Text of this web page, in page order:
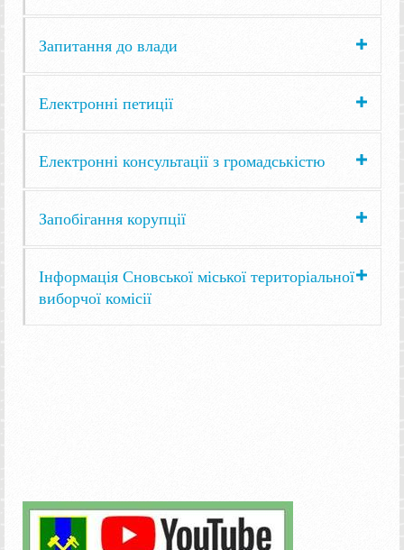
Запитання до влади
Електронні петиції
Електронні консультації з громадськістю
Запобігання корупції
Інформація Сновської міської територіальної
виборчої комісії